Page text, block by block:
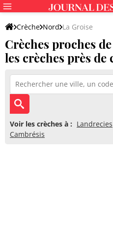
Crèche Nord La Groise
Crèches proches
les crèches près de
Voir les crèches à : Landrecies
Cambrésis